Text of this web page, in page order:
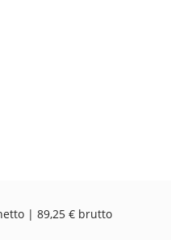
| 89,25 € brutto